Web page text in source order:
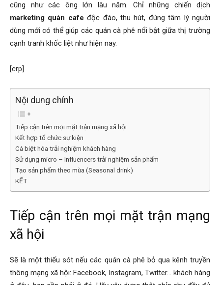
cũng như các ông lớn lâu năm. Chỉ những chiến dịch
marketing quán cafe độc đáo, thu hút, đúng tâm lý người
dùng mới có thể giúp các quán cà phê nổi bật giữa thị trường
cạnh tranh khốc liệt như hiện nay.
[crp]
Nội dung chính
Tiếp cận trên mọi mặt trận mạng xã hội
Kết hợp tổ chức sự kiện
Cá biệt hóa trải nghiệm khách hàng
Sử dụng micro – Influencers trải nghiệm sản phẩm
Tạo sản phẩm theo mùa (Seasonal drink)
KẾT
Tiếp cận trên mọi mặt trận mạng
xã hội
Sẽ là một thiếu sót nếu các quán cà phê bỏ qua kênh truyền
thông mạng xã hội: Facebook, Instagram, Twitter… khách hàng